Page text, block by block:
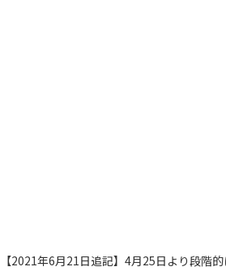
【2021年6月21日追記】4月25日より段階